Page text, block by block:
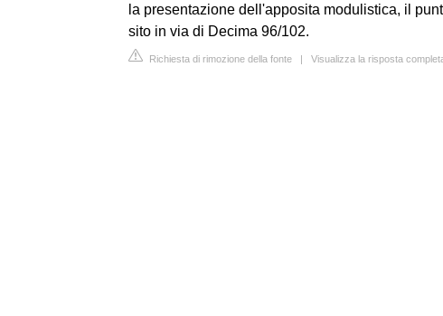
la presentazione dell'apposita modulistica, il
sito in via di Decima 96/102.
Richiesta di rimozione della fonte | Visualizza la risposta